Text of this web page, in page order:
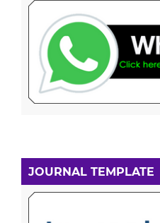
JOURNAL TEMPLATE